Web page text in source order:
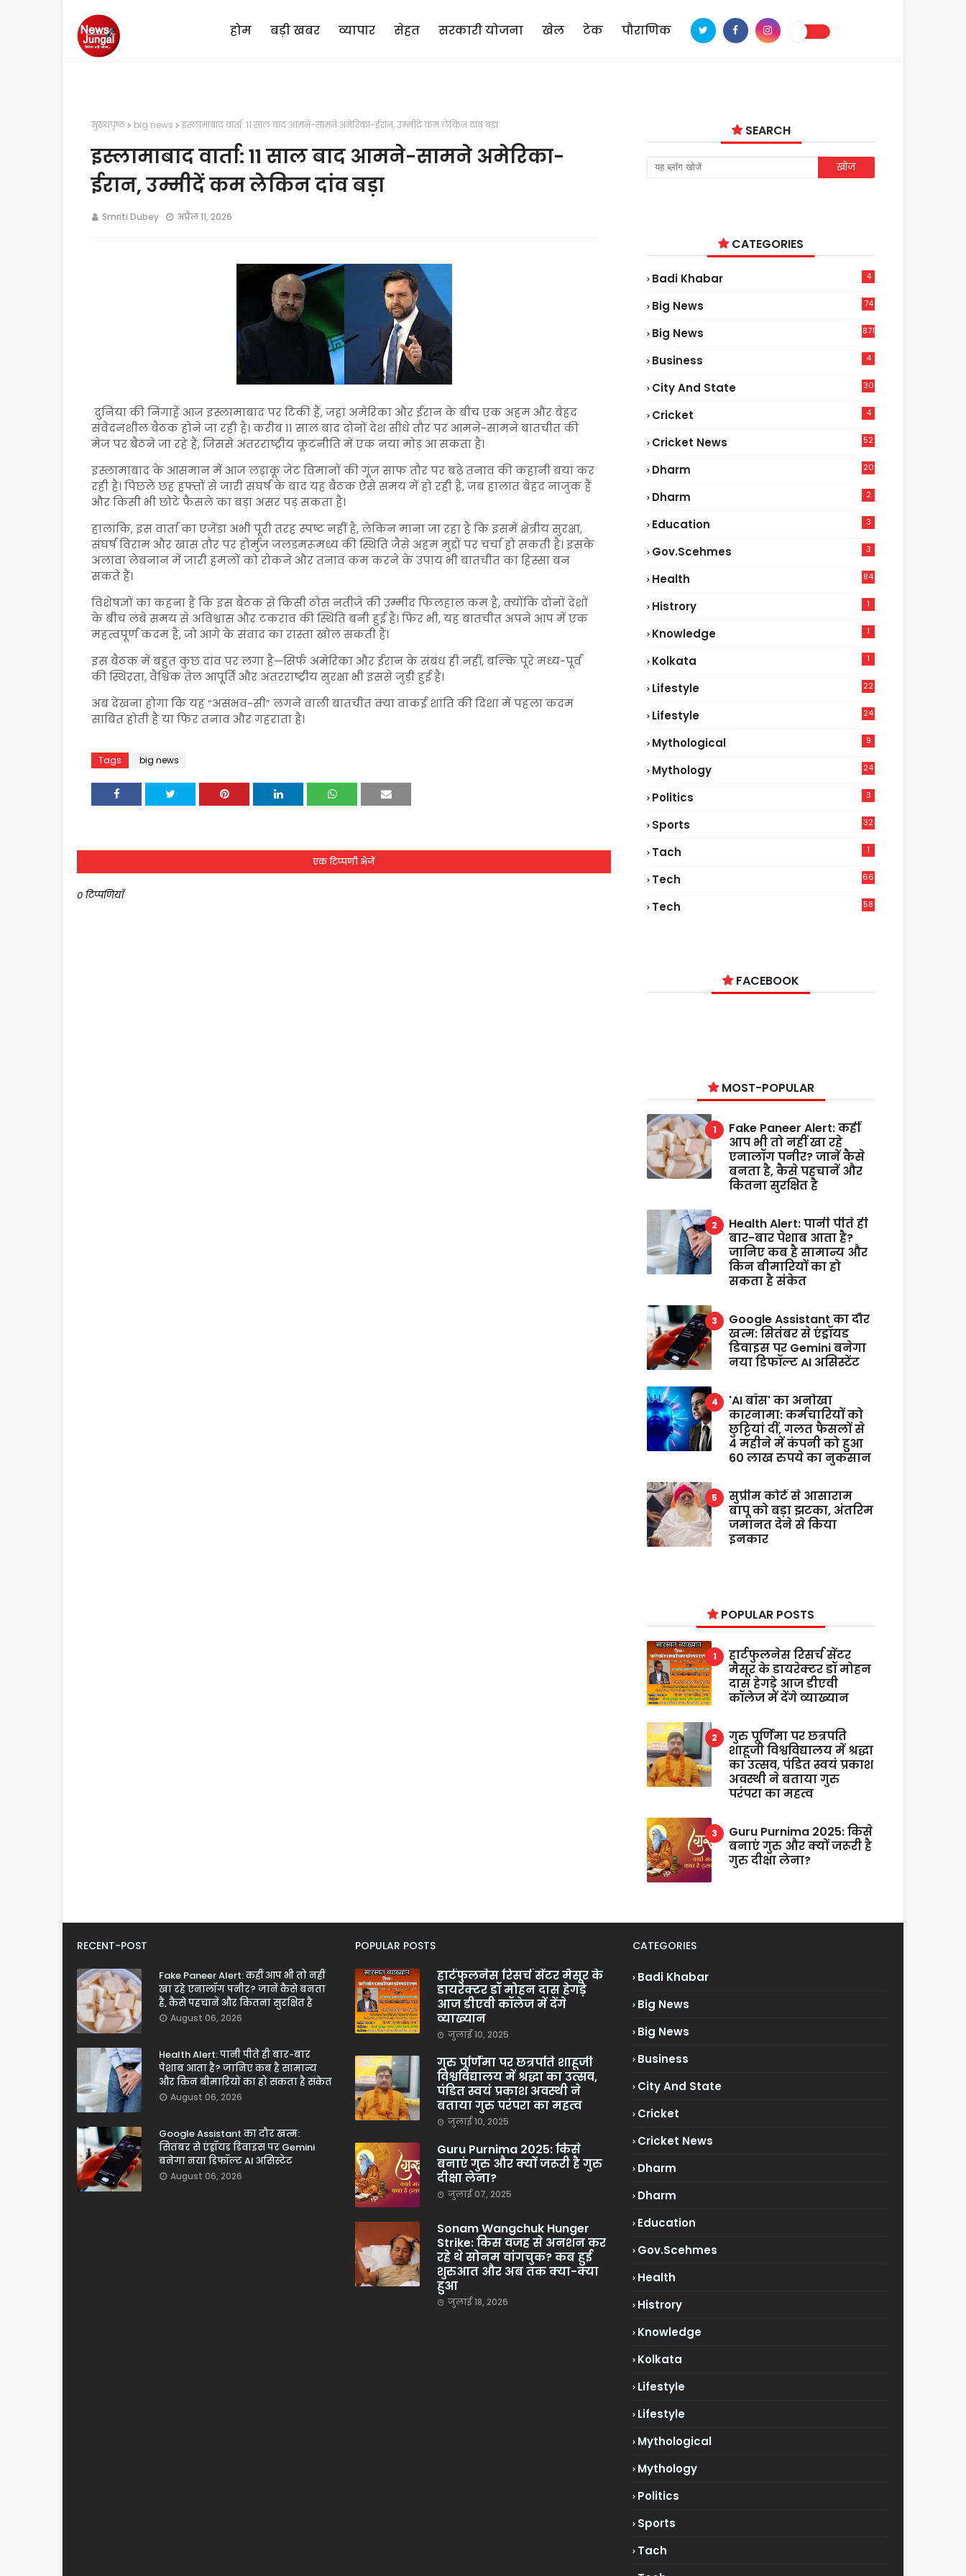
होम बड़ी खबर व्यापार सेहत सरकारी योजना खेल टेक पौराणिक
मुख्यपृष्ठ big news इस्लामाबाद वार्ता: 11 साल बाद आमने-सामने अमेरिका-ईरान, उम्मीदें कम लेकिन दांव बड़ा
इस्लामाबाद वार्ता: 11 साल बाद आमने-सामने अमेरिका-
ईरान, उम्मीदें कम लेकिन दांव बड़ा
Smriti Dubey अप्रैल 11, 2026
दुनिया की निगाहें आजइस्लामाबादपर टिकी हैं, जहां अमेरिका औरईरानके बीच एक अहम और बेहद
संवेदनशील बैठक होने जा रही है। करीब 11 साल बाद दोनों देश सीधे तौर पर आमने-सामने बातचीत की
मेज पर बैठने जा रहे हैं, जिससे अंतरराष्ट्रीय कूटनीति में एक नया मोड़ आ सकता है।
इस्लामाबाद के आसमान में आज लड़ाकू जेट विमानों की गूंज साफ तौर पर बढ़े तनाव की कहानी बयां कर
रही है। पिछले छह हफ्तों से जारी संघर्ष के बाद यह बैठक ऐसे समय में हो रही है, जब हालात बेहद नाजुक हैं
और किसी भी छोटे फैसले का बड़ा असर पड़ सकता है।
हालांकि, इस वार्ता का एजेंडा अभी पूरी तरह स्पष्ट नहीं है, लेकिन माना जा रहा है कि इसमें क्षेत्रीय सुरक्षा,
संघर्ष विराम और खास तौर परहोर्मुज जलडमरूमध्यकी स्थिति जैसे अहम मुद्दों पर चर्चा हो सकती है। इसके
अलावा लेबनान में जारी हमलों को रोकने और तनाव कम करने के उपाय भी बातचीत का हिस्सा बन
सकते हैं।
विशेषज्ञों का कहना है कि इस बैठक से किसी ठोस नतीजे की उम्मीद फिलहाल कम है, क्योंकि दोनों देशों
के बीच लंबे समय से अविश्वास और टकराव की स्थिति बनी हुई है। फिर भी, यह बातचीत अपने आप में एक
महत्वपूर्ण कदम है, जो आगे के संवाद का रास्ता खोल सकती है।
इस बैठक में बहुत कुछ दांव पर लगा है—सिर्फ अमेरिका और ईरान के संबंध ही नहीं, बल्कि पूरे मध्य-पूर्व
की स्थिरता, वैश्विक तेल आपूर्ति और अंतरराष्ट्रीय सुरक्षा भी इससे जुड़ी हुई है।
अब देखना होगा कि यह “असंभव-सी” लगने वाली बातचीत क्या वाकई शांति की दिशा में पहला कदम
साबित होती है या फिर तनाव और गहराता है।
Tags big news
एक टिप्पणी भेजें
0 टिप्पणियाँ
SEARCH
CATEGORIES
Badi Khabar 4
Big News
74
Big News 871
Business 4
City And State 30
Cricket 4
Cricket News
52
Dharm 20
Dharm 2
Education 3
Gov.scehmes 3
Health
84
Histrory 1
Knowledge 1
Kolkata 1
Lifestyle
22
Lifestyle
24
Mythological 9
Mythology 24
Politics 3
Sports 32
Tach 1
Tech
66
Tech
58
FACEBOOK
MOST-POPULAR
Fake Paneer Alert: कहीं
आप भी तो नहीं खा रहे
एनालॉग पनीर? जानें कैसे
बनता है, कैसे पहचानें और
कितना सुरक्षित है
Health Alert: पानी पीते ही
बार-बार पेशाब आता है?
जानिए कब है सामान्य और
किन बीमारियों का हो
सकता है संकेत
Google Assistant का दौर
खत्म: सितंबर से एंड्रॉयड
डिवाइस पर Gemini बनेगा
नया डिफॉल्ट AI असिस्टेंट
'AI बॉस' का अनोखा
कारनामा: कर्मचारियों को
छुट्टियां दीं, गलत फैसलों से
4 महीने में कंपनी को हुआ
60 लाख रुपये का नुकसान
सुप्रीम कोर्ट से आसाराम
बापू को बड़ा झटका, अंतरिम
जमानत देने से किया
इनकार
POPULAR POSTS
हार्टफुलनेस रिसर्च सेंटर
मैसूर के डायरेक्टर डॉ मोहन
दास हेगड़े आज डीएवी
कॉलेज में देंगे व्याख्यान
गुरु पूर्णिमा पर छत्रपति
शाहूजी विश्वविद्यालय में श्रद्धा
का उत्सव, पंडित स्वयं प्रकाश
अवस्थी ने बताया गुरु
परंपरा का महत्व
Guru Purnima 2025: किसे
बनाएं गुरु और क्यों जरूरी है
गुरु दीक्षा लेना?
RECENT-POST
Fake Paneer Alert: कहीं आप भी तो नहीं
खा रहे एनालॉग पनीर? जानें कैसे बनता
है, कैसे पहचानें और कितना सुरक्षित है
August 06, 2026
Health Alert: पानी पीते ही बार-बार
पेशाब आता है? जानिए कब है सामान्य
और किन बीमारियों का हो सकता है संकेत
August 06, 2026
Google Assistant का दौर खत्म:
सितंबर से एंड्रॉयड डिवाइस पर Gemini
बनेगा नया डिफॉल्ट AI असिस्टेंट
August 06, 2026
POPULAR POSTS
हार्टफुलनेस रिसर्च सेंटर मैसूर के
डायरेक्टर डॉ मोहन दास हेगड़े
आज डीएवी कॉलेज में देंगे
व्याख्यान
जुलाई 10, 2025
गुरु पूर्णिमा पर छत्रपति शाहूजी
विश्वविद्यालय में श्रद्धा का उत्सव,
पंडित स्वयं प्रकाश अवस्थी ने
बताया गुरु परंपरा का महत्व
जुलाई 10, 2025
Guru Purnima 2025: किसे
बनाएं गुरु और क्यों जरूरी है गुरु
दीक्षा लेना?
जुलाई 07, 2025
Sonam Wangchuk Hunger
Strike: किस वजह से अनशन कर
रहे थे सोनम वांगचुक? कब हुई
शुरुआत और अब तक क्या-क्या
हुआ
जुलाई 18, 2026
CATEGORIES
Badi Khabar
Big News
Big News
Business
City And State
Cricket
Cricket News
Dharm
Dharm
Education
Gov.scehmes
Health
Histrory
Knowledge
Kolkata
Lifestyle
Lifestyle
Mythological
Mythology
Politics
Sports
Tach